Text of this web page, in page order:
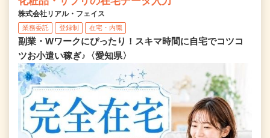
株式会社リアル・フェイス
業務委託 登録制 在宅・内職
副業・Wワークにぴったり！スキマ時間に自宅でコツコ
ツお小遣い稼ぎ♪〈愛知県〉